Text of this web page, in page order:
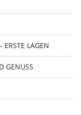
ERSTE LAGEN
GENUSS